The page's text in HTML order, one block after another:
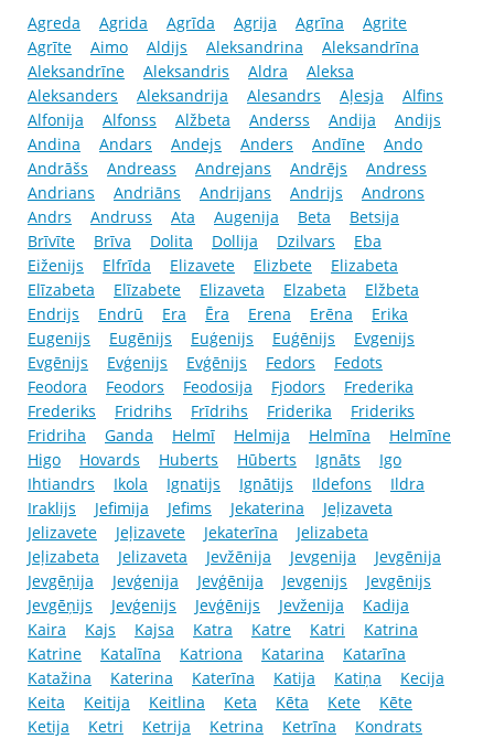
Agreda Agrida Agrīda Agrija Agrīna
Agrite
Agrīte
Aimo Aldijs Aleksandrina
Aleksandrīna
Aleksandrīne
Aleksandris Aldra
Aleksa
Aleksanders
Aleksandrija Alesandrs Aļesja
Alfins
Alfonija
Alfonss Alžbeta Anderss Andija
Andijs
Andina
Andars Andejs Anders Andīne
Ando
Andrāšs
Andreass Andrejans Andrējs
Andress
Andrians
Andriāns Andrijans Andrijs
Androns
Andrs
Andruss Ata Augenija Beta
Betsija
Brīvīte
Brīva Dolita Dollija Dzilvars
Eba
Eiženijs
Elfrīda Elizavete Elizbete
Elizabeta
Elīzabeta
Elīzabete Elizaveta Elzabeta
Elžbeta
Endrijs
Endrū Era Ēra Erena Erēna
Erika
Eugenijs
Eugēnijs Euģenijs Euģēnijs
Evgenijs
Evgēnijs
Evģenijs Evģēnijs Fedors
Fedots
Feodora
Feodors Feodosija Fjodors
Frederika
Frederiks
Fridrihs Frīdrihs Friderika
Frideriks
Fridriha
Ganda Helmī Helmija Helmīna
Helmīne
Higo
Hovards Huberts Hūberts Ignāts
Igo
Ihtiandrs
Ikola Ignatijs Ignātijs Ildefons
Ildra
Iraklijs
Jefimija Jefims Jekaterina
Jeļizaveta
Jelizavete
Jeļizavete Jekaterīna
Jelizabeta
Jeļizabeta
Jelizaveta Jevžēnija Jevgenija
Jevgēnija
Jevgēņija
Jevģenija Jevģēnija Jevgenijs
Jevgēnijs
Jevgēņijs
Jevģenijs Jevģēnijs Jevženija
Kadija
Kaira
Kajs Kajsa Katra Katre Katri
Katrina
Katrine
Katalīna Katriona Katarina
Katarīna
Katažina
Katerina Katerīna Katija Katiņa
Kecija
Keita
Keitija Keitlina Keta Kēta Kete
Kēte
Ketija
Ketri Ketrija Ketrina Ketrīna
Kondrats